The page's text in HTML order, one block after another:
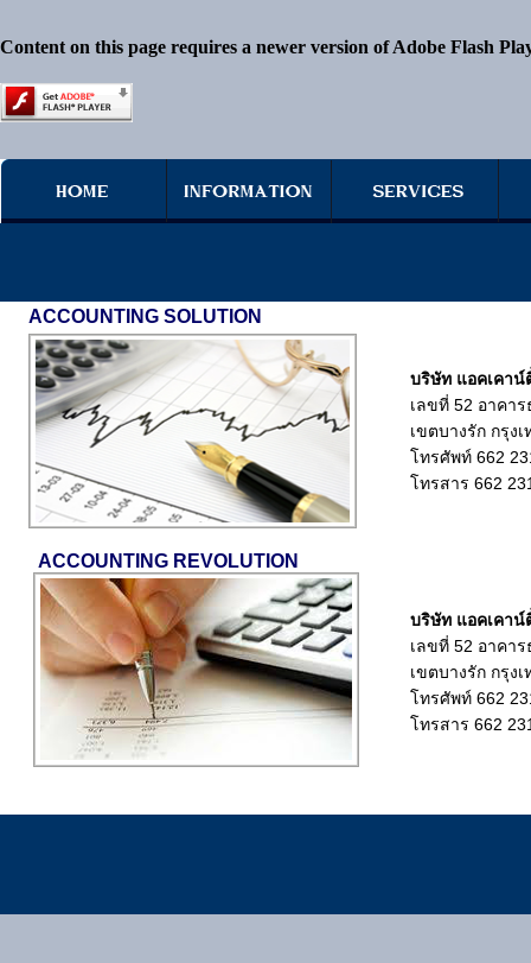
Content on this page requires a newer version of Adobe Flash
ACCOUNTING SOLUTION
บริษัท แอคเคา
เลขที่ 52 อาคา
เขตบางรัก กรุง
โทรศัพท์ 662
โทรสาร 662
ACCOUNTING REVOLUTION
บริษัท แอคเคาน์
เลขที่ 52 อาคา
เขตบางรัก กรุง
โทรศัพท์ 662
โทรสาร 662